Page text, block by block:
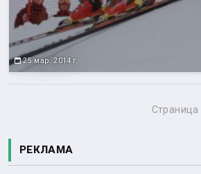
25 мар. 2014 г.
Страница
РЕКЛАМА